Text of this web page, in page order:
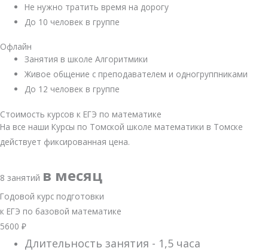
Не нужно тратить время на дорогу
До 10 человек в группе
Офлайн
Занятия в школе Алгоритмики
Живое общение с преподавателем и одногруппниками
До 12 человек в группе
Стоимость курсов к ЕГЭ по математике
На все наши Курсы по Томской школе математики в Томске
действует фиксированная цена.
8 занятий в месяц
Годовой курс подготовки
к ЕГЭ по базовой математике
5600 ₽
Длительность занятия - 1,5 часа